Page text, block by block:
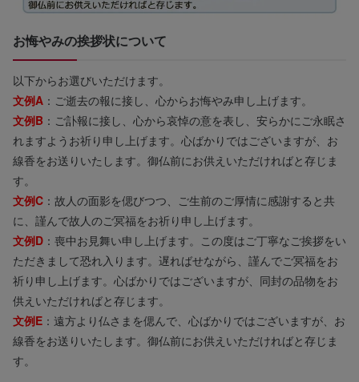
お悔やみの挨拶状について
以下からお選びいただけます。
文例A ：ご逝去の報に接し、心からお悔やみ申し上げます。
文例B ：ご訃報に接し、心から哀悼の意を表し、安らかにご永眠さ
れますようお祈り申し上げます。心ばかりではございますが、お
線香をお送りいたします。御仏前にお供えいただければと存じま
す。
文例C ：故人の面影を偲びつつ、ご生前のご厚情に感謝すると共
に、謹んで故人のご冥福をお祈り申し上げます。
文例D ：喪中お見舞い申し上げます。この度はご丁寧なご挨拶をい
ただきまして恐れ入ります。遅ればせながら、謹んでご冥福をお
祈り申し上げます。心ばかりではございますが、同封の品物をお
供えいただければと存じます。
文例E ：遠方より仏さまを偲んで、心ばかりではございますが、お
線香をお送りいたします。御仏前にお供えいただければと存じま
す。